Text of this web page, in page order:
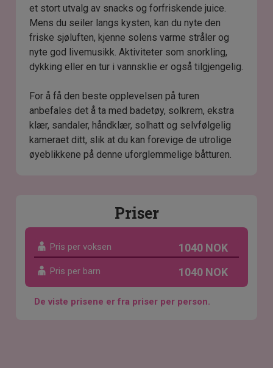
et stort utvalg av snacks og forfriskende juice.
Mens du seiler langs kysten, kan du nyte den
friske sjøluften, kjenne solens varme stråler og
nyte god livemusikk. Aktiviteter som snorkling,
dykking eller en tur i vannsklie er også tilgjengelig.
For å få den beste opplevelsen på turen
anbefales det å ta med badetøy, solkrem, ekstra
klær, sandaler, håndklær, solhatt og selvfølgelig
kameraet ditt, slik at du kan forevige de utrolige
øyeblikkene på denne uforglemmelige båtturen.
Priser
Pris per voksen 1040 NOK
Pris per barn 1040 NOK
De viste prisene er fra priser per person.